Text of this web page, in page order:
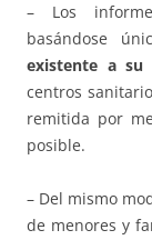
– Los
basándose
existente a su
centros
remitida por
posible.
– Del mismo
de menores y